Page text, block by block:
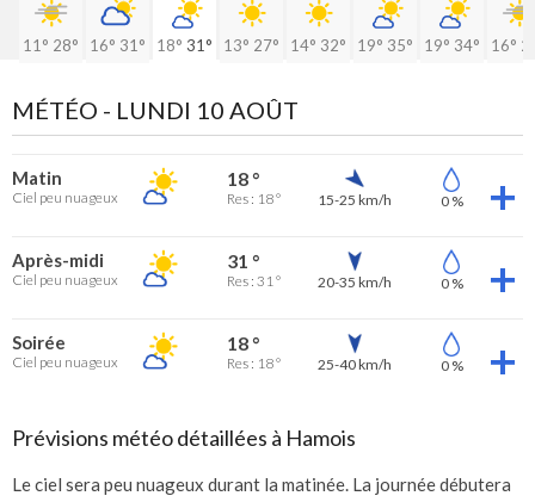
11° 28° 16° 31° 18° 31° 13° 27° 14° 32° 19° 35° 19° 34° 16°
MÉTÉO - LUNDI 10 AOÛT
Matin
Ciel peu nuageux
18 °
Res : 18 ° 15-25 km/h 0 %
Après-midi
Ciel peu nuageux
31 °
Res : 31 ° 20-35 km/h 0 %
Soirée
Ciel peu nuageux
18 °
Res : 18 ° 25-40 km/h 0 %
Prévisions météo détaillées à Hamois
Le ciel sera peu nuageux durant la matinée. La journée débutera